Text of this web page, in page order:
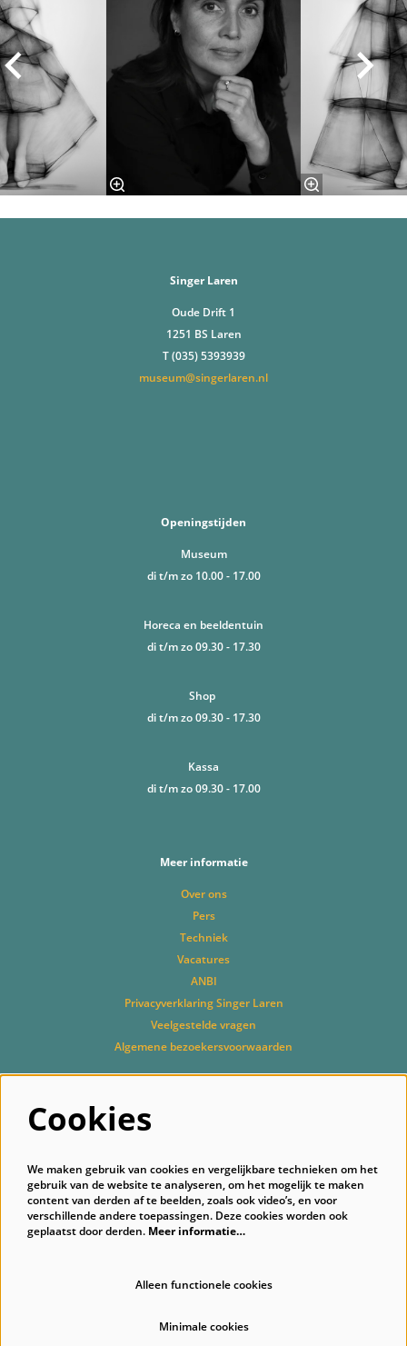
Singer Laren
Oude Drift 1
1251 BS Laren
T (035) 5393939
museum@singerlaren.nl
Openingstijden
Museum
di t/m zo 10.00 - 17.00
Horeca en beeldentuin
di t/m zo 09.30 - 17.30
Shop
di t/m zo 09.30 - 17.30
Kassa
di t/m zo 09.30 - 17.00
Meer informatie
Over ons
Pers
Techniek
Vacatures
ANBI
Privacyverklaring Singer Laren
Veelgestelde vragen
Algemene bezoekersvoorwaarden
Cookies
We maken gebruik van cookies en vergelijkbare technieken om het
gebruik van de website te analyseren, om het mogelijk te maken
content van derden af te beelden, zoals ook video’s, en voor
verschillende andere toepassingen. Deze cookies worden ook
geplaatst door derden. Meer informatie…
Alleen functionele cookies
Minimale cookies